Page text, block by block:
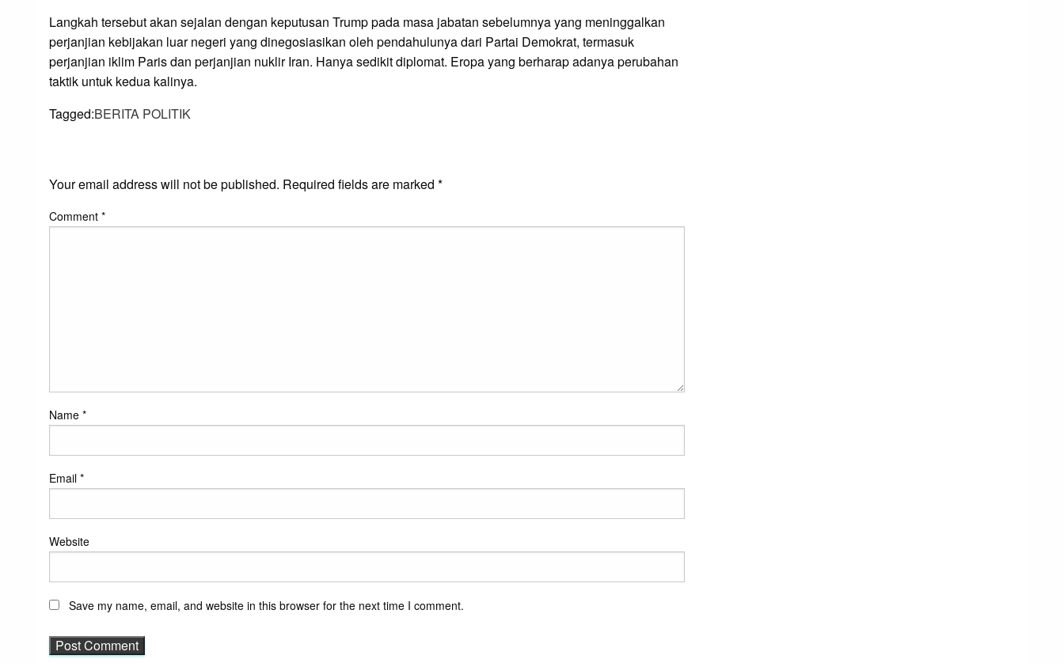
Langkah tersebut akan sejalan dengan keputusan Trump pada masa jabatan sebelumnya yang meninggalkan
perjanjian kebijakan luar negeri yang dinegosiasikan oleh pendahulunya dari Partai Demokrat, termasuk
perjanjian iklim Paris dan perjanjian nuklir Iran. Hanya sedikit diplomat. Eropa yang berharap adanya perubahan
taktik untuk kedua kalinya.
Tagged:BERITA POLITIK
Your email address will not be published. Required fields are marked *
Comment *
Name *
Email *
Website
Save my name, email, and website in this browser for the next time I comment.